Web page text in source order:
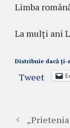
Limba
La mulți ani
Distribuie dacă ți-
Tweet